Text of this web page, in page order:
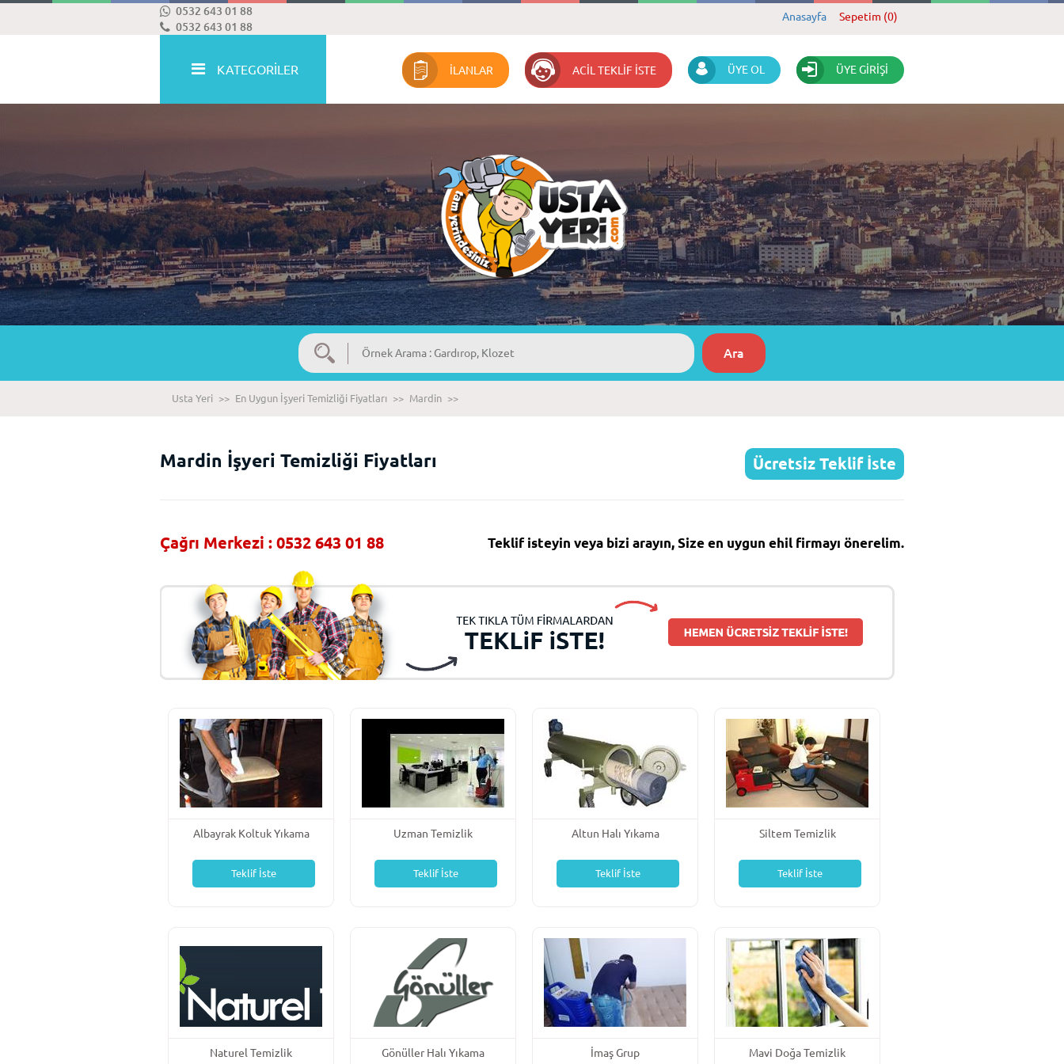
0532 643 01 88
0532 643 01 88
Anasayfa Sepetim (0)
KATEGORİLER İLANLAR ACİL TEKLİF İSTE ÜYE OL ÜYE GİRİŞİ
Usta Yeri >> En Uygun İşyeri Temizliği Fiyatları >> Mardin >>
Mardin İşyeri Temizliği Fiyatları Ücretsiz Teklif İste
Çağrı Merkezi : 0532 643 01 88 Teklif isteyin veya bizi arayın, Size en uygun ehil firmayı önerelim.
Albayrak Koltuk Yıkama
Teklif İste
Uzman Temizlik
Teklif İste
Altun Halı Yıkama
Teklif İste
Siltem Temizlik
Teklif İste
Naturel Temizlik Gönüller Halı Yıkama İmaş Grup Mavi Doğa Temizlik